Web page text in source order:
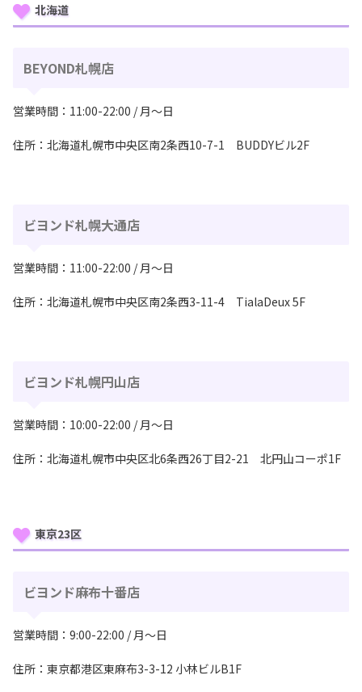
北海道
BEYOND札幌店
営業時間：11:00-22:00 / 月〜日
住所：北海道札幌市中央区南2条⻄10-7-1 BUDDYビル2F
ビヨンド札幌大通店
営業時間：11:00-22:00 / 月〜日
住所：北海道札幌市中央区南2条⻄3-11-4 TialaDeux 5F
ビヨンド札幌円山店
営業時間：10:00-22:00 / 月〜日
住所：北海道札幌市中央区北6条西26丁目2-21 北円山コーポ1F
東京23区
ビヨンド麻布十番店
営業時間：9:00-22:00 / 月〜日
住所：東京都港区東⿇布3-3-12 ⼩林ビルB1F